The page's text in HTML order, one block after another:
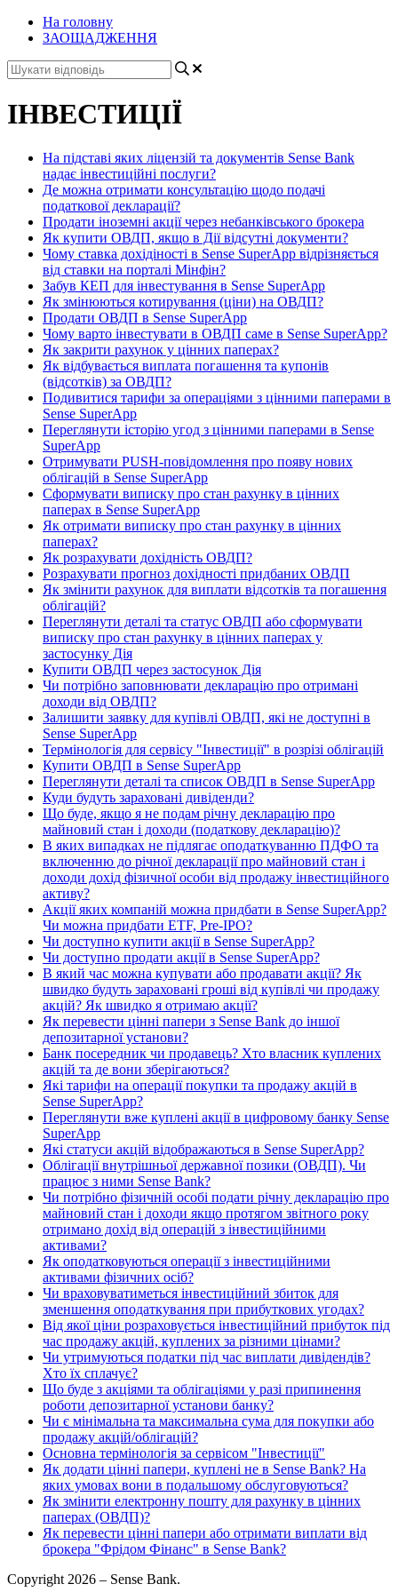
На головну
ЗАОЩАДЖЕННЯ
ІНВЕСТИЦІЇ
На підставі яких ліцензій та документів Sense Bank
надає інвестиційні послуги?
Де можна отримати консультацію щодо подачі
податкової декларації?
Продати іноземні акції через небанківського брокера
Як купити ОВДП, якщо в Дії відсутні документи?
Чому ставка дохідіності в Sense SuperApp відрізняється
від ставки на порталі Мінфін?
Забув КЕП для інвестування в Sense SuperApp
Як змінюються котирування (ціни) на ОВДП?
Продати ОВДП в Sense SuperApp
Чому варто інвестувати в ОВДП саме в Sense SuperApp?
Як закрити рахунок у цінних паперах?
Як відбувається виплата погашення та купонів
(відсотків) за ОВДП?
Подивитися тарифи за операціями з цінними паперами в
Sense SuperApp
Переглянути історію угод з цінними паперами в Sense
SuperApp
Отримувати PUSH-повідомлення про появу нових
облігацій в Sense SuperApp
Сформувати виписку про стан рахунку в цінних
паперах в Sense SuperApp
Як отримати виписку про стан рахунку в цінних
паперах?
Як розрахувати дохідність ОВДП?
Розрахувати прогноз дохідності придбаних ОВДП
Як змінити рахунок для виплати відсотків та погашення
облігацій?
Переглянути деталі та статус ОВДП або сформувати
виписку про стан рахунку в цінних паперах у
застосунку Дія
Купити ОВДП через застосунок Дія
Чи потрібно заповнювати декларацію про отримані
доходи від ОВДП?
Залишити заявку для купівлі ОВДП, які не доступні в
Sense SuperApp
Термінологія для сервісу "Інвестиції" в розрізі облігацій
Купити ОВДП в Sense SuperApp
Переглянути деталі та список ОВДП в Sense SuperApp
Куди будуть зараховані дивіденди?
Що буде, якщо я не подам річну декларацію про
майновий стан і доходи (податкову декларацію)?
В яких випадках не підлягає оподаткуванню ПДФО та
включенню до річної декларації про майновий стан і
доходи дохід фізичної особи від продажу інвестиційного
активу?
Акції яких компаній можна придбати в Sense SuperApp?
Чи можна придбати ETF, Pre-IPO?
Чи доступно купити акції в Sense SuperApp?
Чи доступно продати акції в Sense SuperApp?
В який час можна купувати або продавати акції? Як
швидко будуть зараховані гроші від купівлі чи продажу
акцій? Як швидко я отримаю акції?
Як перевести цінні папери з Sense Bank до іншої
депозитарної установи?
Банк посередник чи продавець? Хто власник куплених
акцій та де вони зберігаються?
Які тарифи на операції покупки та продажу акцій в
Sense SuperApp?
Переглянути вже куплені акції в цифровому банку Sense
SuperApp
Які статуси акцій відображаються в Sense SuperApp?
Облігації внутрішньої державної позики (ОВДП). Чи
працює з ними Sense Bank?
Чи потрібно фізичній особі подати річну декларацію про
майновий стан і доходи якщо протягом звітного року
отримано дохід від операцій з інвестиційними
активами?
Як оподатковуються операції з інвестиційними
активами фізичних осіб?
Чи враховуватиметься інвестиційний збиток для
зменшення оподаткування при прибуткових угодах?
Від якої ціни розраховується інвестиційний прибуток під
час продажу акцій, куплених за різними цінами?
Чи утримуються податки під час виплати дивідендів?
Хто їх сплачує?
Що буде з акціями та облігаціями у разі припинення
роботи депозитарної установи банку?
Чи є мінімальна та максимальна сума для покупки або
продажу акцій/облігацій?
Основна термінологія за сервісом "Інвестиції"
Як додати цінні папери, куплені не в Sense Bank? На
яких умовах вони в подальшому обслуговуються?
Як змінити електронну пошту для рахунку в цінних
паперах (ОВДП)?
Як перевести цінні папери або отримати виплати від
брокера "Фрідом Фінанс" в Sense Bank?
Copyright 2026 – Sense Bank.